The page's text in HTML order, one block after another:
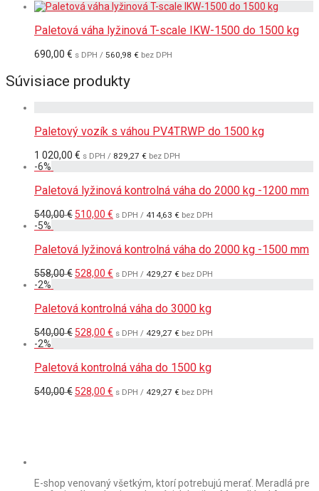
Paletová váha lyžinová T-scale IKW-1500 do 1500 kg
690,00 € s DPH / 560,98 € bez DPH
Súvisiace produkty
Paletový vozík s váhou PV4TRWP do 1500 kg
1 020,00 € s DPH / 829,27 € bez DPH
-6%
Paletová lyžinová kontrolná váha do 2000 kg -1200 mm
540,00€ Pôvodná
540,00 €.
510,00 € Aktuálna
510,00 €.
s DPH / 414,63 € bez DPH
-5%
Paletová lyžinová kontrolná váha do 2000 kg -1500 mm
558,00€ Pôvodná
558,00 €.
528,00 € Aktuálna
528,00 €.
s DPH / 429,27 € bez DPH
-2%
Paletová kontrolná váha do 3000 kg
540,00€ Pôvodná
540,00 €.
528,00 € Aktuálna
528,00 €.
s DPH / 429,27 € bez DPH
-2%
Paletová kontrolná váha do 1500 kg
540,00€ Pôvodná
528,00 € Aktuálna
s DPH / 429,27 € bez DPH
E-shop venovaný všetkým, ktorí potrebujú merať. Meradlá pre